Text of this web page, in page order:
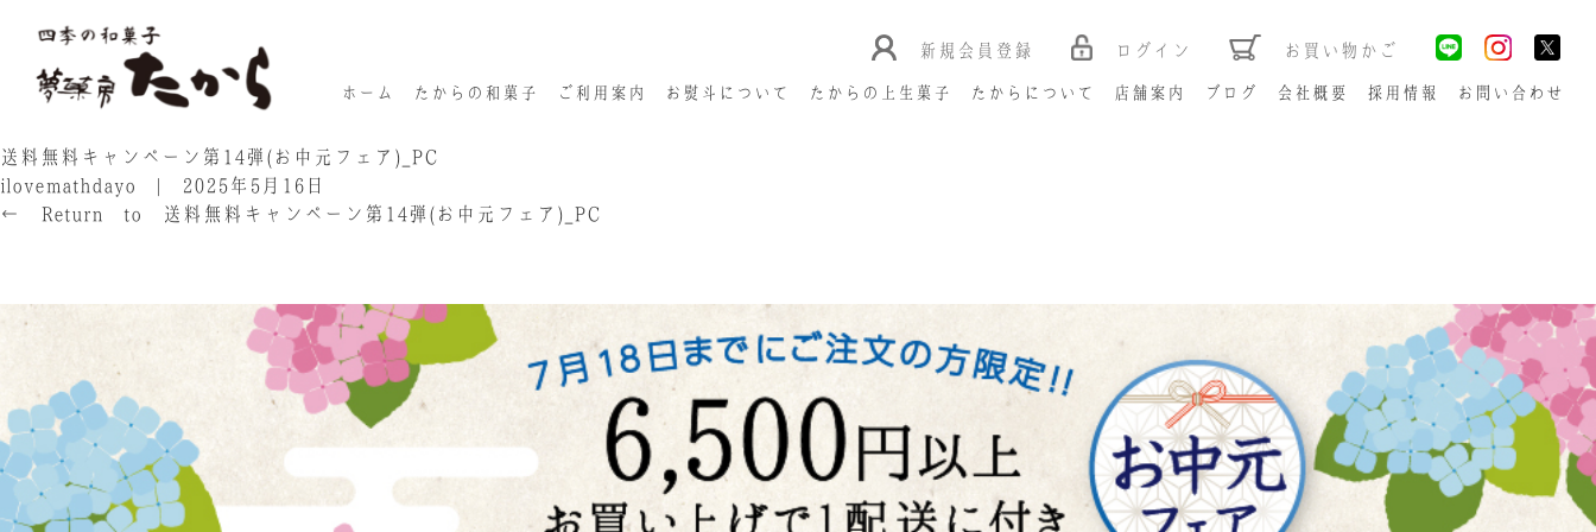
新規会員登録 ログイン お買い物かご
ホーム たからの和菓子 ご利用案内 お熨斗について たからの上生菓子 たからについて 店舗案内 ブログ 会社概要 採用情報 お問い合わせ
送料無料キャンペーン第14弾(お中元フェア)_PC
ilovemathdayo
2025年5月16日
←
Return to 送料無料キャンペーン第14弾(お中元フェア)_PC